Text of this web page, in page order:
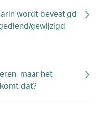
wordt bevestigd
gewijzigd,
maar het
dat?